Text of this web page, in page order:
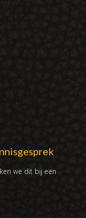
we dit bij een